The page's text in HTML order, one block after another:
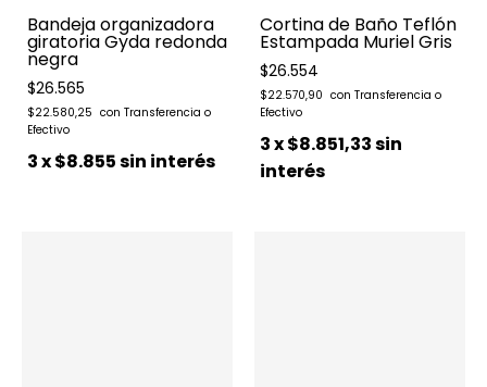
Bandeja organizadora
giratoria Gyda redonda
negra
$26.565
$22.580,25
3x$8.855sin interés
Cortina de Baño Teflón
Estampada Muriel Gris
$26.554
$22.570,90
3x$8.851,33sin
interés